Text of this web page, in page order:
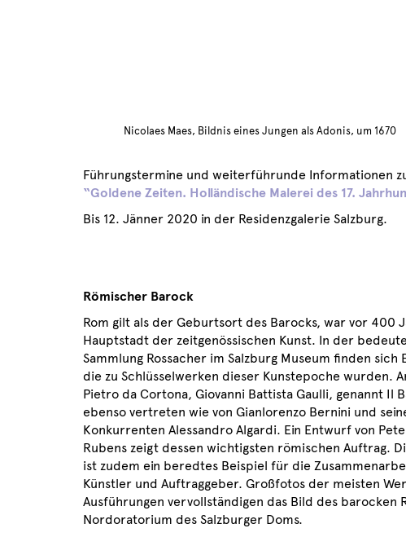
Nicolaes Maes, Bildnis eines Jungen als Adonis, um 1670
Führungstermine und weiterführunde Informationen
“Goldene Zeiten. Holländische Malerei des 17.
Bis 12. Jänner 2020 in der Residenzgalerie Salzburg.
Römischer Barock
Rom gilt als der Geburtsort des Barocks, war vor 400
Hauptstadt der zeitgenössischen Kunst. In der
Sammlung Rossacher im Salzburg Museum finden sich
die zu Schlüsselwerken dieser Kunstepoche wurden.
Pietro da Cortona, Giovanni Battista Gaulli, genannt Il
ebenso vertreten wie von Gianlorenzo Bernini und
Konkurrenten Alessandro Algardi. Ein Entwurf von
Rubens zeigt dessen wichtigsten römischen Auftrag.
ist zudem ein beredtes Beispiel für die
Künstler und Auftraggeber. Großfotos der meisten
Ausführungen vervollständigen das Bild des barocken
Nordoratorium des Salzburger Doms.